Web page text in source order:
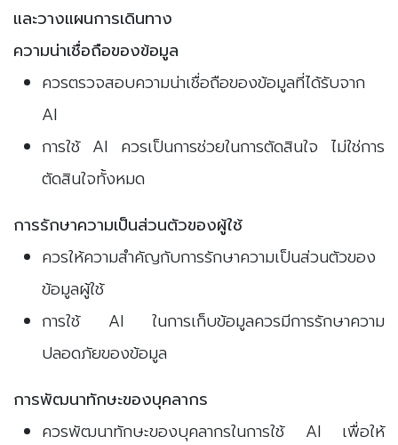
และวางแผนการเดินทาง
ความน่าเชื่อถือของข้อมูล
ควรตรวจสอบความน่าเชื่อถือของข้อมูลที่ได้รับจาก
AI
การใช้ AI ควรเป็นการช่วยในการตัดสินใจ ไม่ใช่การ
ตัดสินใจทั้งหมด
การรักษาความเป็นส่วนตัวของผู้ใช้
ควรให้ความสำคัญกับการรักษาความเป็นส่วนตัวของ
ข้อมูลผู้ใช้
การใช้ AI ในการเก็บข้อมูลควรมีการรักษาความ
ปลอดภัยของข้อมูล
การพัฒนาทักษะของบุคลากร
ควรพัฒนาทักษะของบุคลากรในการใช้ AI เพื่อให้